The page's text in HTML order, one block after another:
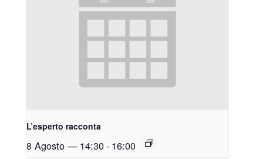
L’esperto racconta
8 Agosto — 14:30- 16:00